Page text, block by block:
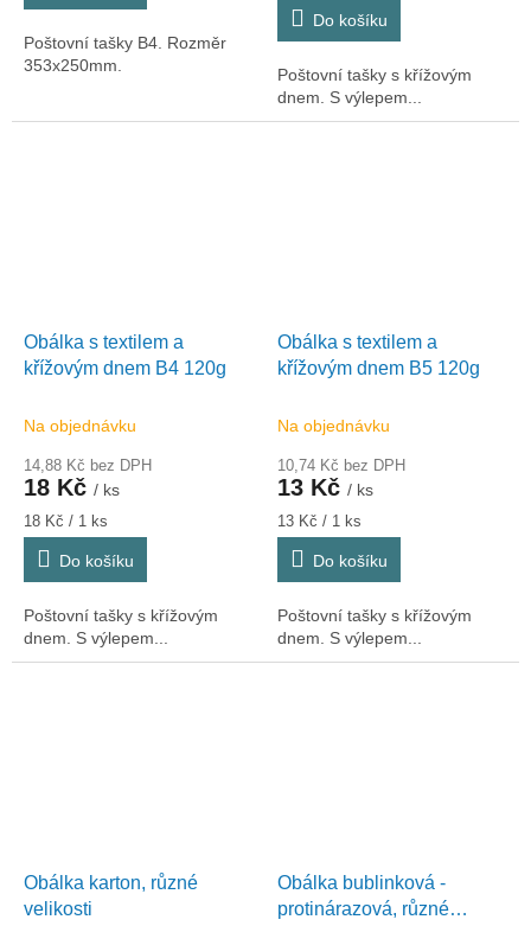
Poštovní tašky B4. Rozměr
353x250mm.
Do košíku
Poštovní tašky s křížovým
dnem. S výlepem...
Obálka s textilem a
křížovým dnem B4 120g
Na objednávku
14,88 Kč bez DPH
18 Kč / ks
Měrná
cena:
18 Kč / 1 ks
Do košíku
Poštovní tašky s křížovým
dnem. S výlepem...
Obálka s textilem a
křížovým dnem B5 120g
Na objednávku
10,74 Kč bez DPH
13 Kč / ks
Měrná
cena:
13 Kč / 1 ks
Do košíku
Poštovní tašky s křížovým
dnem. S výlepem...
Obálka karton, různé
velikosti
Obálka bublinková -
protinárazová, různé